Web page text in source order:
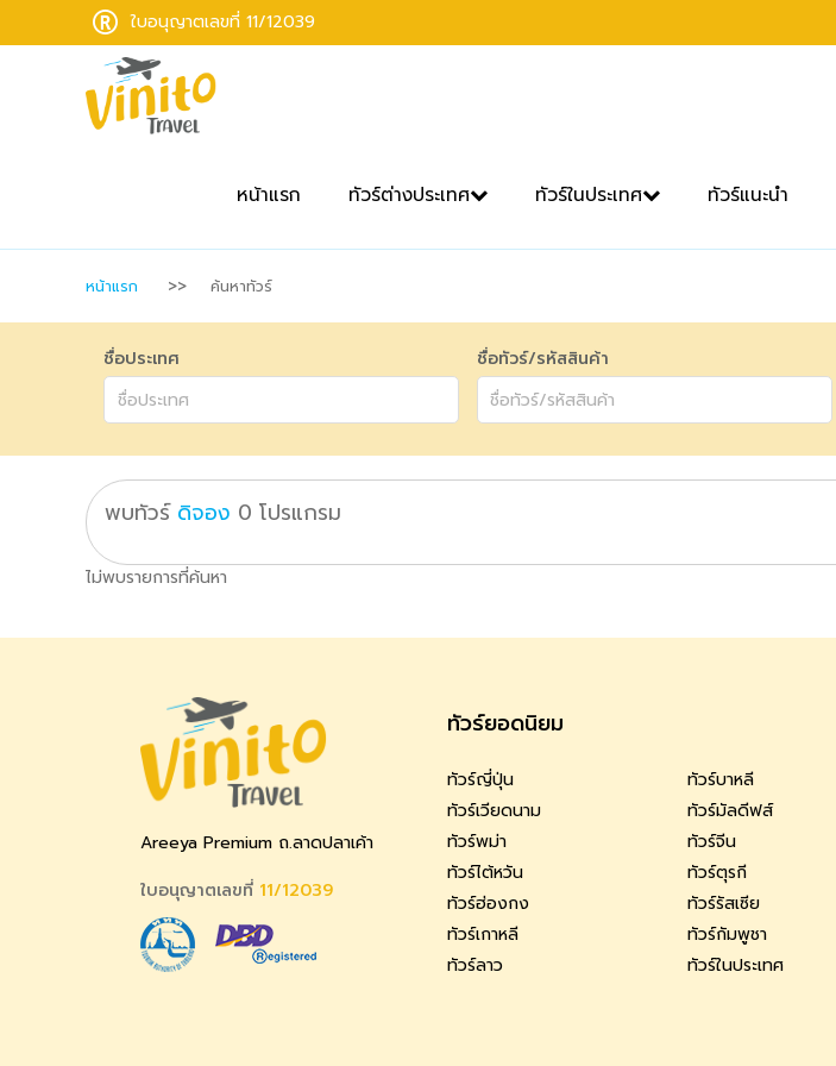
ใบอนุญาตเลขที่ 11/12039
หน้าแรก ทัวร์ต่างประเทศ ทัวร์ในประเทศ ทัวร์แนะนำ
หน้าแรก ค้นหาทัวร์
ชื่อประเทศ ชื่อทัวร์/รหัสสินค้า
พบทัวร์ ดิจอง 0 โปรแกรม
ไม่พบรายการที่ค้นหา
Areeya Premium ถ.ลาดปลาเค้า
ใบอนุญาตเลขที่ 11/12039
ทัวร์ยอดนิยม
ทัวร์ญี่ปุ่น
ทัวร์บาหลี
ทัวร์เวียดนาม
ทัวร์มัลดีฟส์
ทัวร์พม่า
ทัวร์จีน
ทัวร์ไต้หวัน
ทัวร์ตุรกี
ทัวร์ฮ่องกง
ทัวร์รัสเซีย
ทัวร์เกาหลี
ทัวร์กัมพูชา
ทัวร์ลาว
ทัวร์ในประเทศ